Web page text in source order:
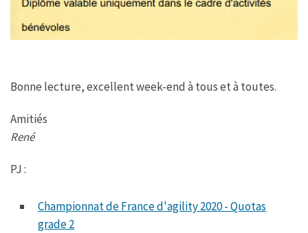
Bonne lecture, excellent week-end à tous et à toutes.
Amitiés
René
PJ :
Championnat de France d'agility 2020 - Quotas
grade 2